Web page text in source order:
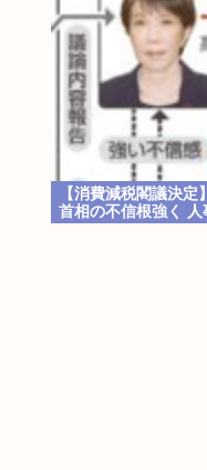
【消費減税閣議決
首相の不信根強く